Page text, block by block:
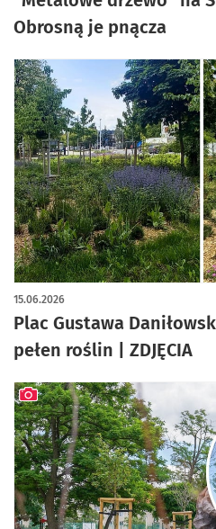
Obrosną je pnącza
Plac Gustawa
pełen roślin | ZDJĘCIA
15.06.2026